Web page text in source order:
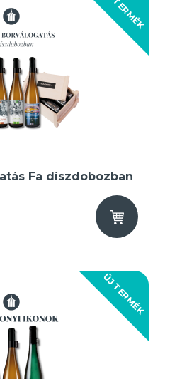
Fa díszdobozban
ÚJ TERMÉK